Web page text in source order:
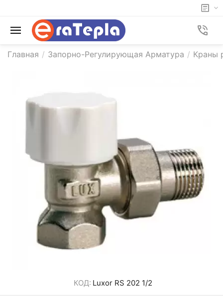
Главная / Запорно-Регулирующая Арматура / Краны
КОД: Luxor RS 202 1/2